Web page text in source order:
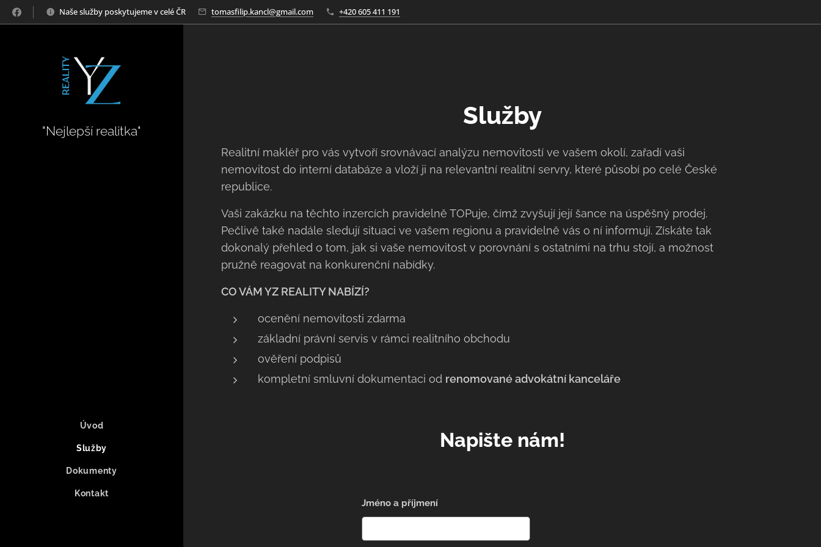
Naše služby poskytujeme v celé ČR tomasfilip.kancl@gmail.com +420 605 411 191
"Nejlepší realitka"
Úvod
Služby
Dokumenty
Kontakt
Služby
Realitní makléř pro vás vytvoří srovnávací analýzu nemovitostí ve vašem okolí, zařadí vaši
nemovitost do interní databáze a vloží ji na relevantní realitní servry, které působí po celé České
republice.
Vaši zakázku na těchto inzercích pravidelně TOPuje, čímž zvyšují její šance na úspěšný prodej.
Pečlivě také nadále sledují situaci ve vašem regionu a pravidelně vás o ní informují. Získáte tak
dokonalý přehled o tom, jak si vaše nemovitost v porovnání s ostatními na trhu stojí, a možnost
pružně reagovat na konkurenční nabídky.
CO VÁM YZ REALITY NABÍZÍ?
ocenění nemovitosti zdarma
základní právní servis v rámci realitního obchodu
ověření podpisů
kompletní smluvní dokumentaci od renomované advokátní kanceláře
Napište nám!
Jméno a příjmení